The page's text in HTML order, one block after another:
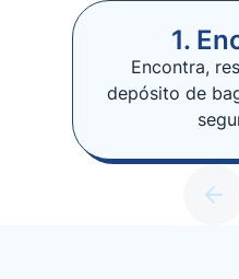
1.
Encontra,
depósito de